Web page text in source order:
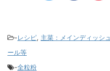
-レシピ, 主菜：メインディッシュ
ール等
-全粒粉